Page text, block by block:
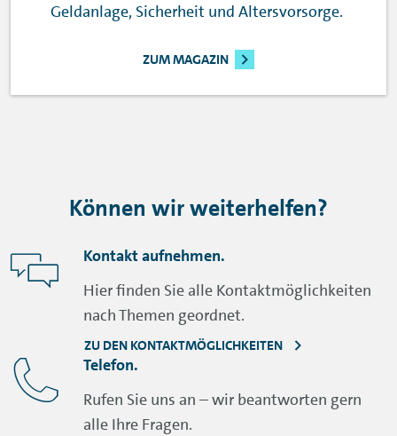
Geldanlage, Sicherheit und Altersvorsorge.
ZUM MAGAZIN
Können wir weiterhelfen?
Kontakt aufnehmen.
Hier finden Sie alle Kontaktmöglichkeiten
nach Themen geordnet.
ZU DEN KONTAKTMÖGLICHKEITEN
Telefon.
Rufen Sie uns an – wir beantworten gern
alle Ihre Fragen.